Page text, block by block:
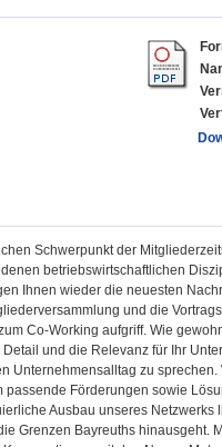
Schwerpunkt der
betriebswirtschaftlichen
Ihnen wieder die neuesten
und die
Co-Working aufgriff. Wie
Detail und die Relevanz für Ihr
Unternehmensalltag zu
passende Förderungen sowie
Ausbau unseres
Grenzen Bayreuths hinausgeht.